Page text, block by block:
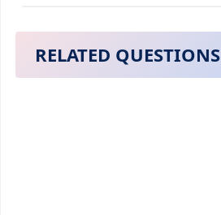
RELATED QUESTIONS